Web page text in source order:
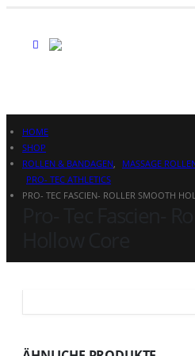
HOME
SHOP
ROLLEN & BANDAGEN, MASSAGE
PRO- TEC ATHLETICS
PRO- TEC FASCIEN- ROLLER SMOOTH